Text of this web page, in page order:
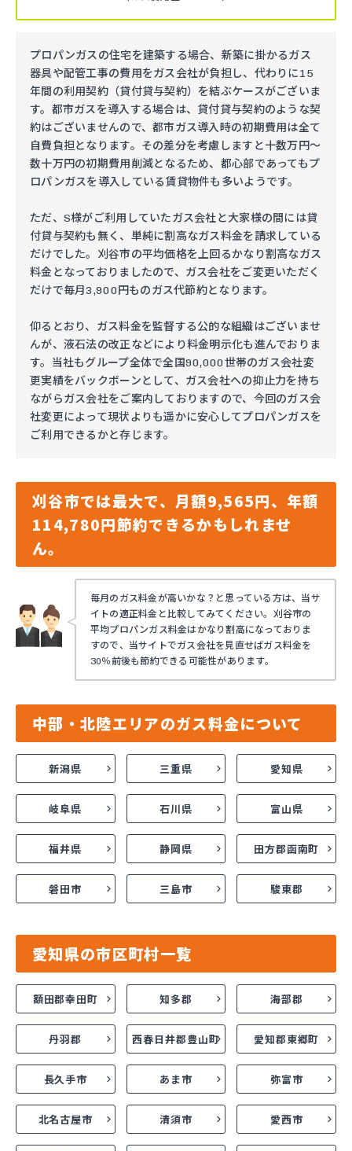
プロパンガスの住宅を建築する場合、新築に掛かるガス
器具や配管工事の費用をガス会社が負担し、代わりに15
年間の利用契約（貸付貸与契約）を結ぶケースがございま
す。都市ガスを導入する場合は、貸付貸与契約のような契
約はございませんので、都市ガス導入時の初期費用は全て
自費負担となります。その差分を考慮しますと十数万円～
数十万円の初期費用削減となるため、都心部であってもプ
ロパンガスを導入している賃貸物件も多いようです。
ただ、S様がご利用していたガス会社と大家様の間には貸
付貸与契約も無く、単純に割高なガス料金を請求している
だけでした。刈谷市の平均価格を上回るかなり割高なガス
料金となっておりましたので、ガス会社をご変更いただく
だけで毎月3,900円ものガス代節約となります。
仰るとおり、ガス料金を監督する公的な組織はございませ
んが、液石法の改正などにより料金明示化も進んでおりま
す。当社もグループ全体で全国90,000世帯のガス会社変
更実績をバックボーンとして、ガス会社への抑止力を持ち
ながらガス会社をご案内しておりますので、今回のガス会
社変更によって現状よりも遥かに安心してプロパンガスを
ご利用できるかと存じます。
刈谷市では最大で、月額9,565円、年額
114,780円節約できるかもしれませ
ん。
毎月のガス料金が高いかな？と思っている方は、当サ
イトの適正料金と比較してみてください。刈谷市の
平均プロパンガス料金はかなり割高になっておりま
すので、当サイトでガス会社を見直せばガス料金を
30％前後も節約できる可能性があります。
中部・北陸エリアのガス料金について
新潟県 三重県 愛知県
岐阜県 石川県 富山県
福井県 静岡県 田方郡函南町
磐田市 三島市 駿東郡
愛知県の市区町村一覧
額田郡幸田町 知多郡 海部郡
丹羽郡 西春日井郡豊山町 愛知郡東郷町
長久手市 あま市 弥富市
北名古屋市 清須市 愛西市